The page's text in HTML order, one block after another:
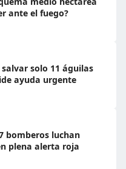
ante el fuego?
solo 11 águilas
ayuda urgente
bomberos luchan
plena alerta roja